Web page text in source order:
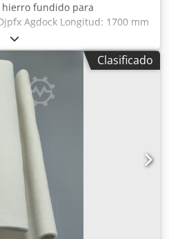
hierro fundido para
Agdock Longitud: 1700 mm
mm Altura sobre los apoyos:
Clasificado